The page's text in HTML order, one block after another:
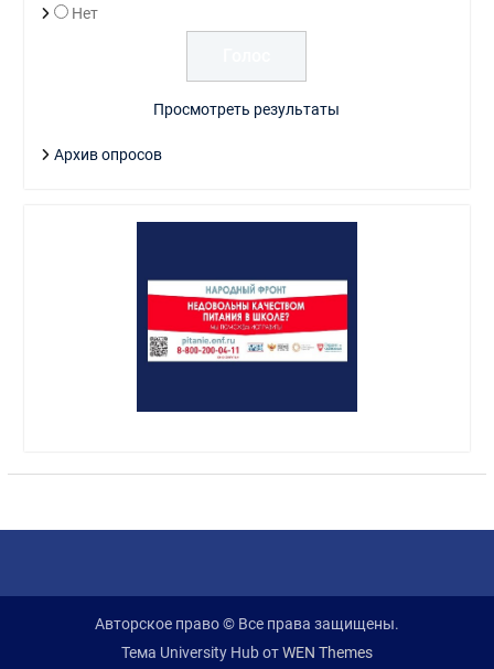
Нет
Просмотреть результаты
Архив опросов
Авторское право © Все права защищены.
Тема University Hub отWEN Themes